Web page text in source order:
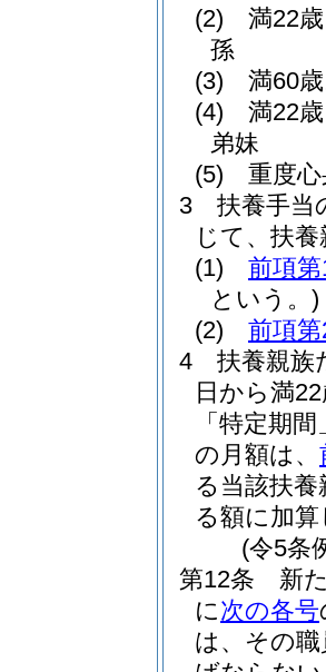
(2)
満22
孫
(3)
満60
(4)
満22
弟妹
(5)
重度
3
扶養手当
じて、扶
(1)
前項
という。)
(2)
前項
4
扶養親族
日から満
「特定期
の月額は、
る当該扶
る額に加
(令5条
第12条
新
に次の各号
は、その